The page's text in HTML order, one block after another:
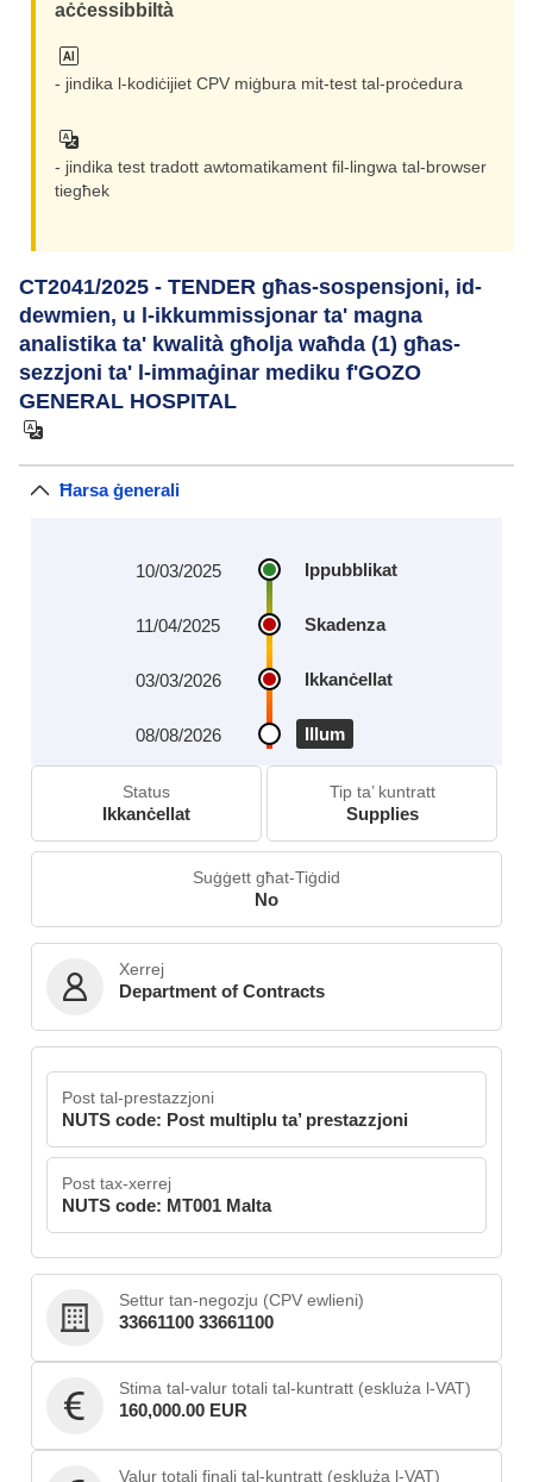
aċċessibbiltà
- jindika l-kodiċijiet CPV miġbura mit-test tal-proċedura
- jindika test tradott awtomatikament fil-lingwa tal-browser
tiegħek
CT2041/2025 - TENDER għas-sospensjoni, id-
dewmien, u l-ikkummissjonar ta' magna
analistika ta' kwalità għolja waħda (1) għas-
sezzjoni ta' l-immaġinar mediku f'GOZO
GENERAL HOSPITAL
Ħarsa ġenerali
Ippubblikat
10/03/2025
Skadenza
11/04/2025
Ikkanċellat
03/03/2026
Illum
08/08/2026
Status
Ikkanċellat
Tip ta’ kuntratt
Supplies
Suġġett għat-Tiġdid
No
Xerrej
Department of Contracts
Post tal-prestazzjoni
NUTS code: Post multiplu ta’ prestazzjoni
Post tax-xerrej
NUTS code: MT001 Malta
Settur tan-negozju (CPV ewlieni)
33661100 33661100
Stima tal-valur totali tal-kuntratt (eskluża l-VAT)
160,000.00 EUR
Valur totali finali tal-kuntratt (eskluża l-VAT)